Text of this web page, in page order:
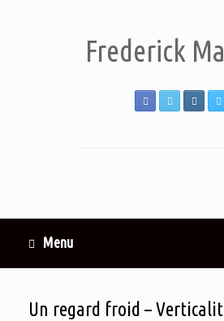
Frederick
Menu
Un regard froid –